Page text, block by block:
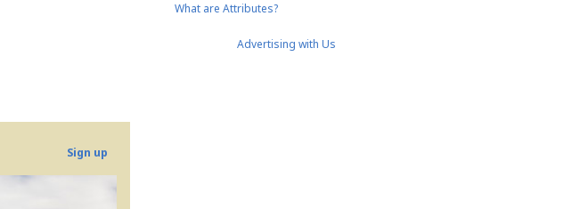
Sign up
What are Attributes?
Advertising with Us